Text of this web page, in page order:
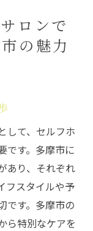
グサロン最
験
トレンド
がら
とは多摩市
ロンで
の魅力
して、セルフホ
です。多摩市に
あり、それぞれ
フスタイルや予
です。多摩市の
ら特別なケアを